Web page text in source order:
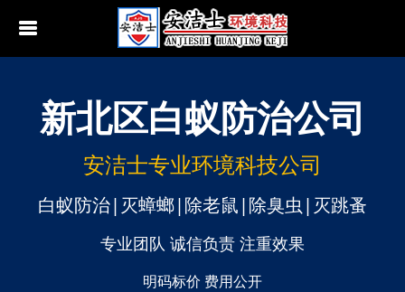
行业动态
南京白蚁防治
江阴白蚁防治
新北区白蚁防治公司
安洁士专业环境科技公司
白蚁防治|灭蟑螂|除老鼠|除臭虫|灭跳蚤
专业团队 诚信负责 注重效果
明码标价 费用公开